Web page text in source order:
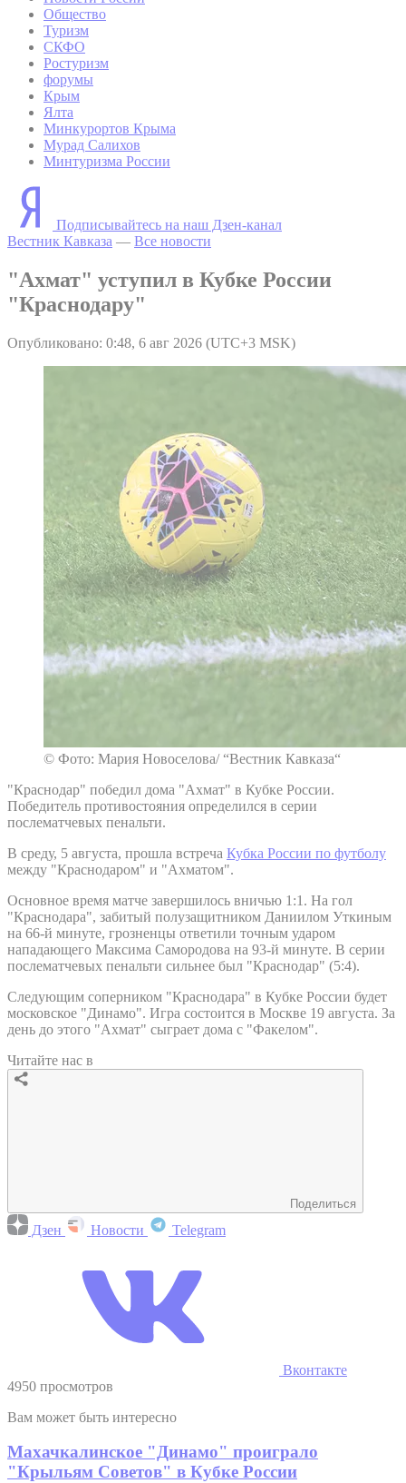
Общество
Туризм
СКФО
Ростуризм
форумы
Крым
Ялта
Минкурортов Крыма
Мурад Салихов
Минтуризма России
Подписывайтесь на наш Дзен-канал
Вестник Кавказа — Все новости
"Ахмат" уступил в Кубке России
"Краснодару"
Опубликовано: 0:48, 6 авг 2026 (UTC+3 MSK)
© Фото: Мария Новоселова/ “Вестник Кавказа“
"Краснодар" победил дома "Ахмат" в Кубке России.
Победитель противостояния определился в серии
послематчевых пенальти.
В среду, 5 августа, прошла встреча Кубка России по футболу
между "Краснодаром" и "Ахматом".
Основное время матче завершилось вничью 1:1. На гол
"Краснодара", забитый полузащитником Даниилом Уткиным
на 66-й минуте, грозненцы ответили точным ударом
нападающего Максима Самородова на 93-й минуте. В серии
послематчевых пенальти сильнее был "Краснодар" (5:4).
Следующим соперником "Краснодара" в Кубке России будет
московское "Динамо". Игра состоится в Москве 19 августа. За
день до этого "Ахмат" сыграет дома с "Факелом".
Читайте нас в
Поделиться
Дзен Новости Telegram
Вконтакте
4950 просмотров
Вам может быть интересно
Махачкалинское "Динамо" проиграло
"Крыльям Советов" в Кубке России